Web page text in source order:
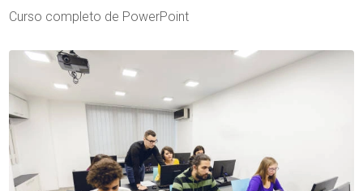
Curso completo de PowerPoint